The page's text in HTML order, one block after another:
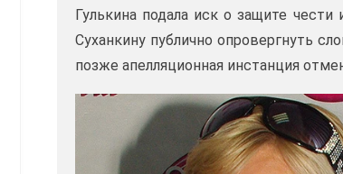
Гулькина подала иск о защите
Суханкину публично опровергнуть
позже апелляционная инстанция